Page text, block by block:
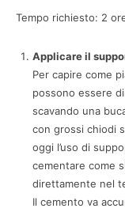
Tempo richiesto: 2
Applicare il
Per capire come
possono essere
scavando una
con grossi chiodi
oggi l’uso di
cementare come
direttamente nel
Il cemento va